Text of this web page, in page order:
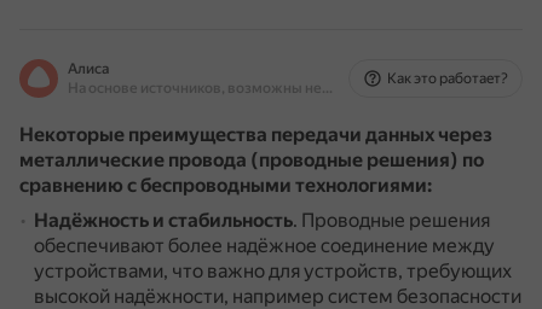
Алиса
На основе источников, возможны неточности
Как это работает?
Некоторые преимущества передачи данных через
металлические провода (проводные решения) по
сравнению с беспроводными технологиями:
Надёжность и стабильность. Проводные решения
обеспечивают более надёжное соединение между
устройствами, что важно для устройств, требующих
высокой надёжности, например систем безопасности